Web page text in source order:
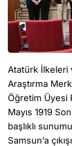
Atatürk İlkeleri
Araştırma
Öğretim Üyesi
Mayıs 1919
başlıklı
Samsun’a